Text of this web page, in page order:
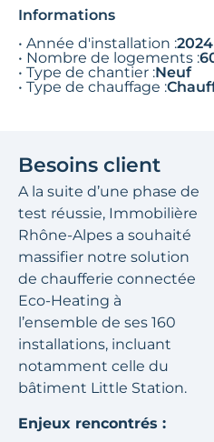
Informations
• Année d'installation :2024
• Nombre de logements :
• Type de chantier :Neuf
• Type de chauffage :
Besoins client
A la suite d’une phase de
test réussie, Immobilière
Rhône-Alpes a souhaité
massifier notre solution
de chaufferie connectée
Eco-Heating à
l’ensemble de ses 160
installations, incluant
notamment celle du
bâtiment Little Station.
Enjeux rencontrés :